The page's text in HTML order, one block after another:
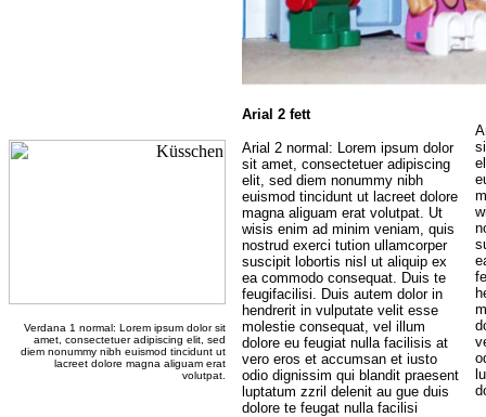
Verdana 1 normal: Lorem ipsum dolor sit
amet, consectetuer adipiscing elit, sed
diem nonummy nibh euismod tincidunt ut
lacreet dolore magna aliguam erat
volutpat.
Arial 2 fett
Arial 2 normal: Lorem ipsum dolor
sit amet, consectetuer adipiscing
elit, sed diem nonummy nibh
euismod tincidunt ut lacreet dolore
magna aliguam erat volutpat. Ut
wisis enim ad minim veniam, quis
nostrud exerci tution ullamcorper
suscipit lobortis nisl ut aliquip ex
ea commodo consequat. Duis te
feugifacilisi. Duis autem dolor in
hendrerit in vulputate velit esse
molestie consequat, vel illum
dolore eu feugiat nulla facilisis at
vero eros et accumsan et iusto
odio dignissim qui blandit praesent
luptatum zzril delenit au gue duis
dolore te feugat nulla facilisi